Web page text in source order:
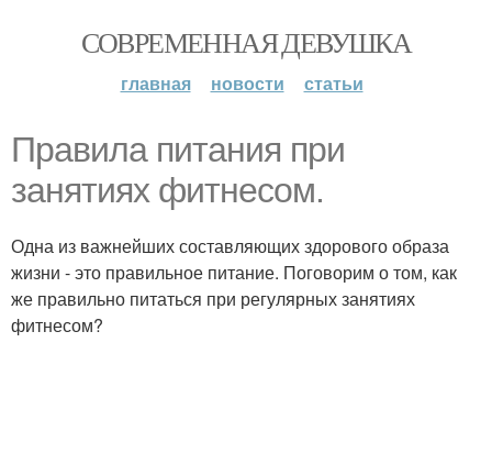
СОВРЕМЕННАЯ ДЕВУШКА
главная новости статьи
Правила питания при
занятиях фитнесом.
Одна из важнейших составляющих здорового образа
жизни - это правильное питание. Поговорим о том, как
же правильно питаться при регулярных занятиях
фитнесом?